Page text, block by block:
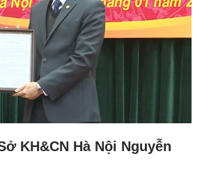
KH&CN Hà Nội Nguyễn